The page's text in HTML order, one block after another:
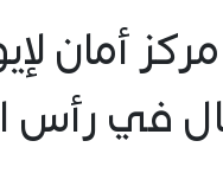
أمان
في رأس